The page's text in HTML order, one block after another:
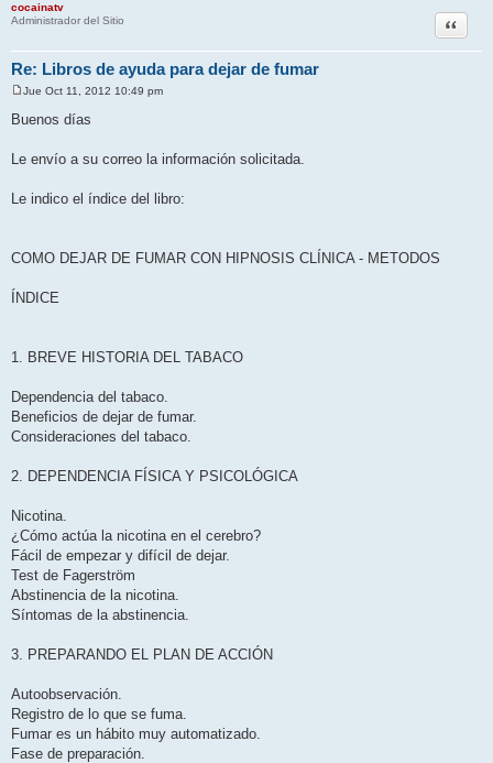
cocainatv
Administrador del Sitio
Re: Libros de ayuda para dejar de fumar
Citar
n
j
Jue Oct 11, 2012 10:49 pm
Buenos días
Le envío a su correo la información solicitada.
Le indico el índice del libro:
COMO DEJAR DE FUMAR CON HIPNOSIS CLÍNICA - METODOS
ÍNDICE
1. BREVE HISTORIA DEL TABACO
Dependencia del tabaco.
Beneficios de dejar de fumar.
Consideraciones del tabaco.
2. DEPENDENCIA FÍSICA Y PSICOLÓGICA
Nicotina.
¿Cómo actúa la nicotina en el cerebro?
Fácil de empezar y difícil de dejar.
Test de Fagerström
Abstinencia de la nicotina.
Síntomas de la abstinencia.
3. PREPARANDO EL PLAN DE ACCIÓN
Autoobservación.
Registro de lo que se fuma.
Fumar es un hábito muy automatizado.
Fase de preparación.